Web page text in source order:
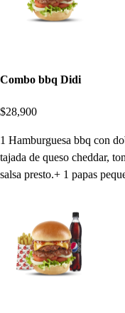
Combo bbq Didi
$28,900
1 Hamburguesa bbq con
tajada de queso cheddar,
salsa presto.+ 1 papas